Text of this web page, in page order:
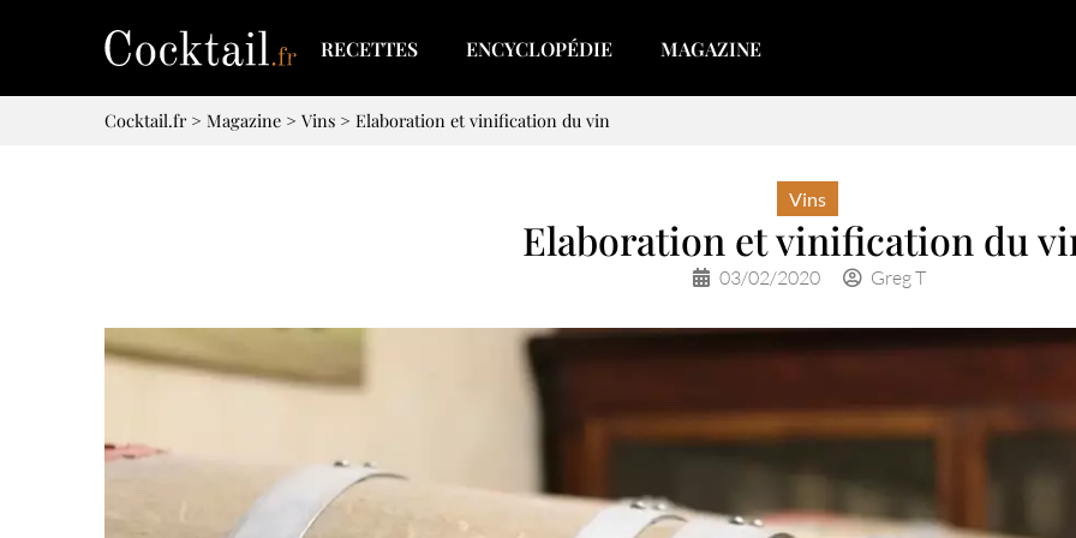
RECETTES ENCYCLOPÉDIE MAGAZINE
Cocktail.fr> Magazine > Vins > Elaboration et vinification du vin
Vins
Elaboration et vinification du
03/02/2020 Greg T